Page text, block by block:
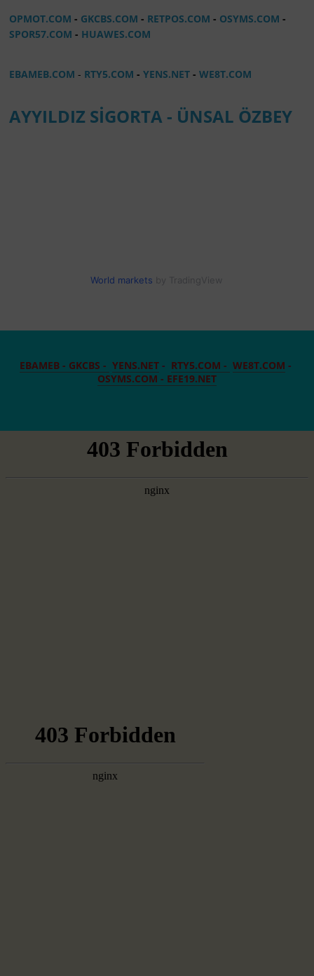
OPMOT.COM - GKCBS.COM - RETPOS.COM - OSYMS.COM-
SPOR57.COM - HUAWES.COM
EBAMEB.COM - RTY5.COM -YENS.NET-WE8T.COM
AYYILDIZ SİGORTA - ÜNSAL ÖZBEY
World markets
EBAMEB - GKCBS - YENS.NET- RTY5.COM - WE8T.COM -
OSYMS.COM - EFE19.NET